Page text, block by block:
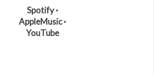
Spotify·
AppleMusic·
YouTube